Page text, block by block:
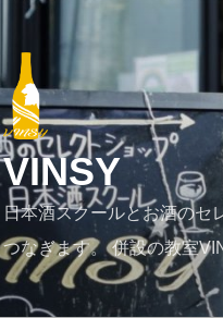
VINSY
日本酒スクールとお酒のセ
つなぎます。 併設の教室